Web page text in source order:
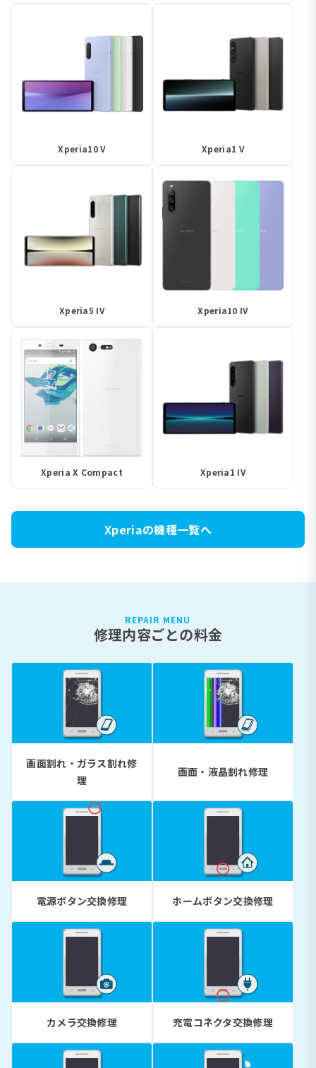
Xperia10 V Xperia1 V
Xperia5 IV Xperia10 IV
Xperia X Compact Xperia1 IV
Xperiaの機種一覧へ
REPAIR MENU
修理内容ごとの料金
画面割れ・ガラス割れ修
理
画面・液晶割れ修理
電源ボタン交換修理 ホームボタン交換修理
カメラ交換修理 充電コネクタ交換修理